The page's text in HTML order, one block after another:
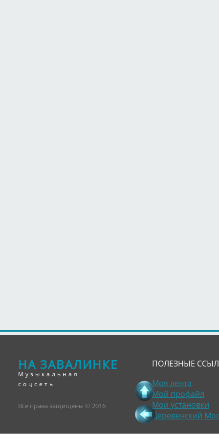
НА ЗАВАЛИНКЕ
Музыкальная
соцсеть
Все права защищены © 2016
ПОЛЕЗНЫЕ
Моя лента
Мой профайл
Мои установки
Деревенский